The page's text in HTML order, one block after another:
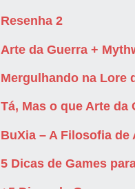
Resenha 2
Arte da Guerra +
Mergulhando na Lore
Tá, Mas o que Arte da
BuXia – A Filosofia de
5 Dicas de Games